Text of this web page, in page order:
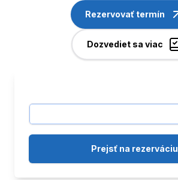
Prejsť na rezerváciu
Rezervovať termín
Dozvediet sa viac